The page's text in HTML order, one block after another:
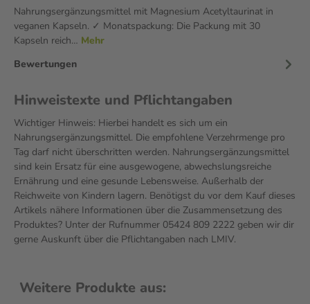
Nahrungsergänzungsmittel mit Magnesium Acetyltaurinat in
veganen Kapseln. ✓ Monatspackung: Die Packung mit 30
Kapseln reich… Mehr
Bewertungen
Hinweistexte und Pflichtangaben
Wichtiger Hinweis: Hierbei handelt es sich um ein
Nahrungsergänzungsmittel. Die empfohlene Verzehrmenge pro
Tag darf nicht überschritten werden. Nahrungsergänzungsmittel
sind kein Ersatz für eine ausgewogene, abwechslungsreiche
Ernährung und eine gesunde Lebensweise. Außerhalb der
Reichweite von Kindern lagern. Benötigst du vor dem Kauf dieses
Artikels nähere Informationen über die Zusammensetzung des
Produktes? Unter der Rufnummer 05424 809 2222 geben wir dir
gerne Auskunft über die Pflichtangaben nach LMIV.
Weitere Produkte aus: